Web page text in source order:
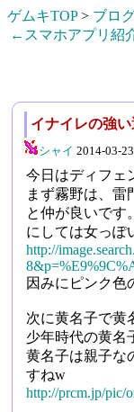
ゲムキTOP> ブロ
←スマホアプリ紹
イナイレの強
シャイ 2014-03-
今日はディフェ
まず霧野は、雷
と仲が良いです
にしては女っぽ
http://
因みにピンク色
次に黄名子で黄
少年時代の黄名
黄名子は親子な
すねw
http://prcm.jp/pic/